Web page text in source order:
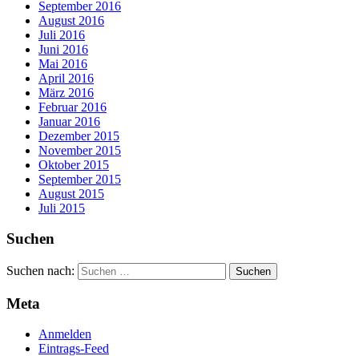
September 2016
August 2016
Juli 2016
Juni 2016
Mai 2016
April 2016
März 2016
Februar 2016
Januar 2016
Dezember 2015
November 2015
Oktober 2015
September 2015
August 2015
Juli 2015
Suchen
Suchen nach:
Meta
Anmelden
Eintrags-Feed